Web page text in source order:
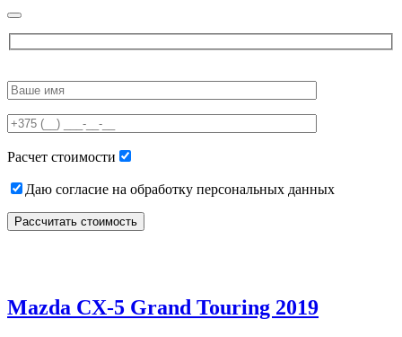
leave
field
empty.
Расчет стоимости
Даю согласие на обработку персональных данных
Mazda CX-5 Grand Touring 2019